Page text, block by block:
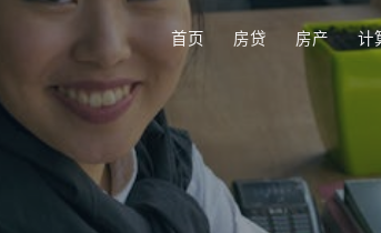
首页 房贷 房产 计